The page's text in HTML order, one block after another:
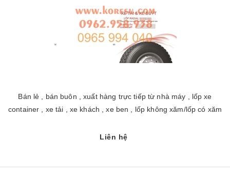
Bán lẻ , bán buôn , xuất hàng trực tiếp từ nhà máy , lốp xe
container , xe tải , xe khách , xe ben , lốp không xăm/lốp có xăm
Liên hệ